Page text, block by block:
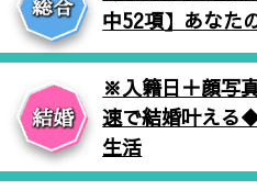
中52項】あなた
※入籍日＋顔写
速で結婚叶える
生活